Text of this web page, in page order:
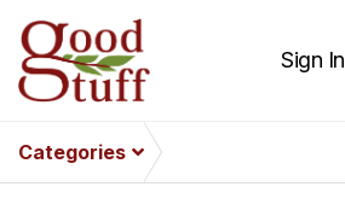
Sign In
Categories